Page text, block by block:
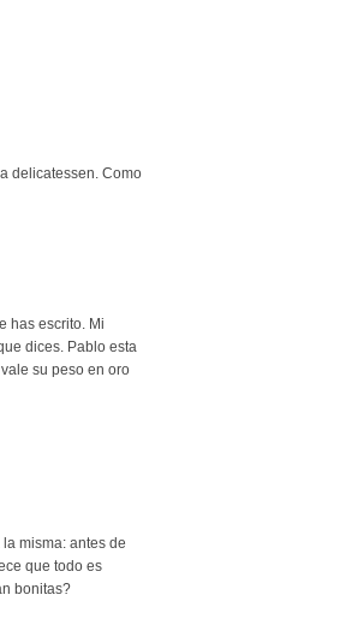
delicatessen. Como
has escrito. Mi
dices. Pablo esta
su peso en oro
misma: antes de
que todo es
bonitas?